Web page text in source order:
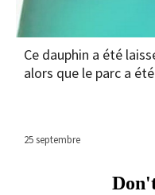
Ce dauphin a été
alors que le parc a
25 septembre